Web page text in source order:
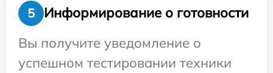
5
Информирование о готовности
Вы получите уведомление о
успешном тестировании техники